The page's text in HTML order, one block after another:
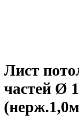
Лист
частей Ø